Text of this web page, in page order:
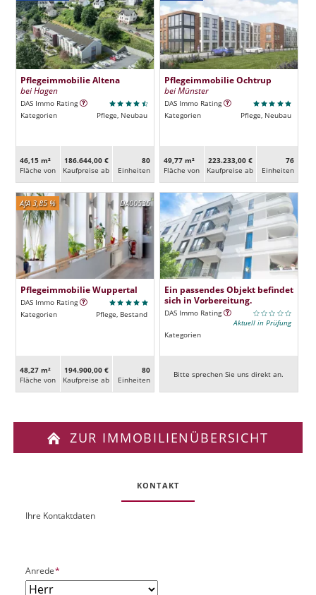
Pflegeimmobilie Altena
bei Hagen
DAS Immo Rating
Kategorien
Pflege, Neubau
46,15 m²
Fläche von
186.644,00 €
Kaufpreise ab
80
Ein­heiten
Pflegeimmobilie Ochtrup
bei Münster
DAS Immo Rating
Kategorien
Pflege, Neubau
49,77 m²
Fläche von
223.233,00 €
Kaufpreise ab
76
Ein­heiten
DA00536
AfA 3,85 %
Pflegeimmobilie Wuppertal
DAS Immo Rating
Kategorien
Pflege, Bestand
48,27 m²
Fläche von
194.900,00 €
Kaufpreise ab
80
Ein­heiten
Ein passendes Objekt befindet
sich in Vorbereitung.
DAS Immo Rating
Aktuell in Prüfung
Kategorien
Bitte sprechen Sie uns direkt an.
ZUR IMMOBILIENÜBERSICHT
KONTAKT
O
k
UIhre Kontaktdaten
P
f
Anrede*